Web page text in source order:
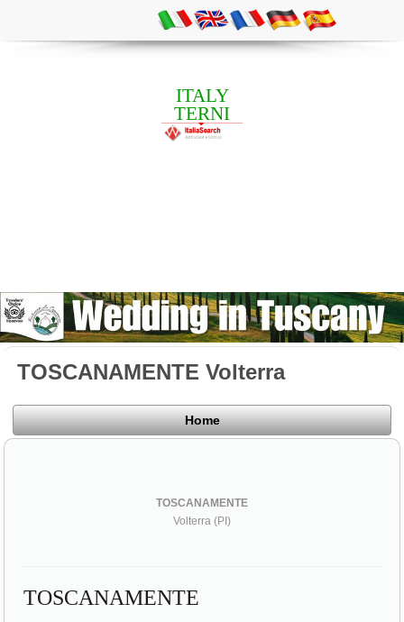
ITALY
TERNI
TOSCANAMENTE Volterra
Home
TOSCANAMENTE
Volterra (PI)
TOSCANAMENTE